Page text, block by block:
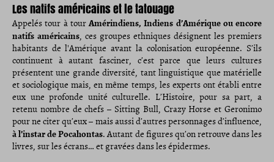
Les natifs américains et le tatouage
Appelés tour à tourAmérindiens, Indiens d’Amérique ou encore
natifs américains, ces groupes ethniques désignent les premiers
habitants de l'Amérique avant la colonisation européenne. S’ils
continuent à autant fasciner, c’est parce que leurs cultures
présentent une grande diversité, tant linguistique que matérielle
et sociologique mais, en même temps, les experts ont établi entre
eux une profonde unité culturelle. L’Histoire, pour sa part, a
retenu nombre de chefs – Sitting Bull, Crazy Horse et Geronimo
pour ne citer qu’eux – mais aussi d’autres personnages d’influence,
à l’instar de Pocahontas. Autant de figures qu’on retrouve dans les
livres, sur les écrans… et gravées dans les épidermes.